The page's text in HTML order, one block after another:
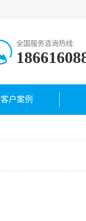
全国服务咨询热线:
客户案例